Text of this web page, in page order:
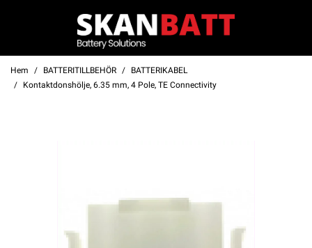
Hem BATTERITILLBEHÖR
BATTERIKABEL
Kontaktdonshölje, 6.35 mm, 4 Pole, TE Connectivity